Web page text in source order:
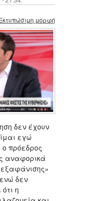
μορφή
δεν έχουν
εγώ
πρόεδρος
αναφορικά
δεν
η